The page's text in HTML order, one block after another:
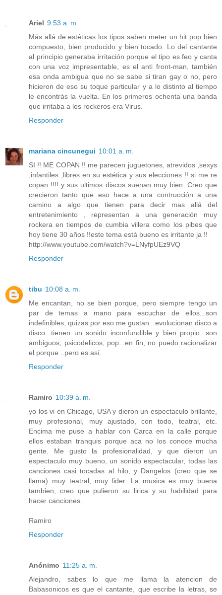
Ariel 9:53 a. m.
Más allá de estéticas los tipos saben meter un hit pop bien
compuesto, bien producido y bien tocado. Lo del cantante
al principio generaba irritación porque el tipo es feo y canta
con una voz impresentable, es el anti front-man, también
esa onda ambigua que no se sabe si tiran gay o no, pero
hicieron de eso su toque particular y a lo distinto al tiempo
le encontrás la vuelta. En los primeros ochenta una banda
que irritaba a los rockeros era Virus.
Responder
mariana cincunegui 10:01 a. m.
SI !! ME COPAN !! me parecen juguetones, atrevidos ,sexys
,infantiles ,libres en su estética y sus elecciones !! si me re
copan !!!! y sus ultimos discos suenan muy bien. Creo que
crecieron tanto que eso hace a una contrucción a una
camino a algo que tienen para decir mas allá del
entretenimiento , representan a una generación muy
rockera en tiempos de cumbia villera como los pibes que
hoy tiene 30 años !!este tema está bueno es irritante ja !!
http://www.youtube.com/watch?v=LNyfpUEz9VQ
Responder
tibu 10:08 a. m.
Me encantan, no se bien porque, pero siempre tengo un
par de temas a mano para escuchar de ellos...son
indefinibles, quizas por eso me gustan...evolucionan disco a
disco...tienen un sonido inconfundible y bien propio...son
ambiguos, psicodelicos, pop...en fin, no puedo racionalizar
el porque ..pero es así.
Responder
Ramiro 10:39 a. m.
yo los vi en Chicago, USA y dieron un espectaculo brillante,
muy profesional, muy ajustado, con todo, teatral, etc.
Encima me puse a hablar con Carca en la calle porque
ellos estaban tranquis porque aca no los conoce mucha
gente. Me gusto la profesionalidad, y que dieron un
espectaculo muy bueno, un sonido espectacular, todas las
canciones casi tocadas al hilo, y Dangelos (creo que se
llama) muy teatral, muy lider. La musica es muy buena
tambien, creo que pulieron su lirica y su habilidad para
hacer canciones.
Ramiro
Responder
Anónimo 11:25 a. m.
Alejandro, sabes lo que me llama la atencion de
Babasonicos es que el cantante, que escribe la letras, se